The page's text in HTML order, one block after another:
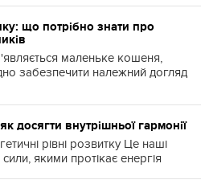
що потрібно знати про
маленьке кошеня,
забезпечити належний догляд
досягти внутрішньої гармонії
рівні розвитку Це наші
сили, якими протікає енергія